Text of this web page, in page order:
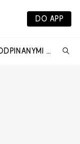
DO APP
LEKKA KURTKA CIĄŻOWA 6 W 1 Z ODPINANYMI RĘKAWAMI I WSTAWKĄ NA NOSIDEŁKO